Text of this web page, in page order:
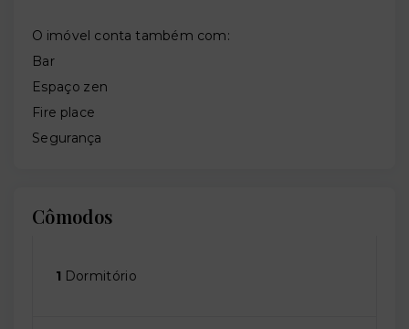
O imóvel conta também com:
Bar
Espaço zen
Fire place
Segurança
Cômodos
1 Dormitório